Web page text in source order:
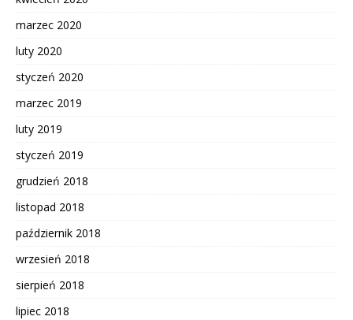
marzec 2020
luty 2020
styczeń 2020
marzec 2019
luty 2019
styczeń 2019
grudzień 2018
listopad 2018
październik 2018
wrzesień 2018
sierpień 2018
lipiec 2018